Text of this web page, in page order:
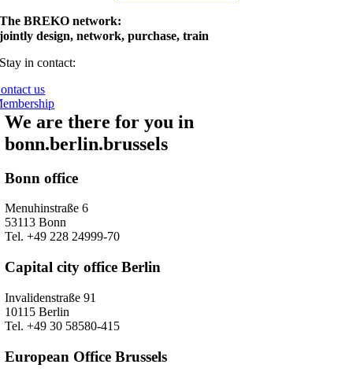
The BREKO network:
jointly design, network, purchase, train
Stay in contact:
us
We are there for you in
bonn.berlin.brussels
Bonn office
Menuhinstraße 6
53113 Bonn
Tel. +49 228 24999-70
Capital city office Berlin
Invalidenstraße 91
10115 Berlin
Tel. +49 30 58580-415
European Office Brussels